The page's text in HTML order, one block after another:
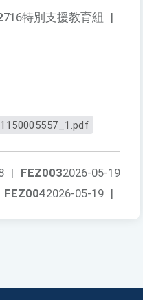
716特別支援教育組 |
1150005557_1.pdf
FEZ0032026-05-19
|
FEZ0042026-05-19 |